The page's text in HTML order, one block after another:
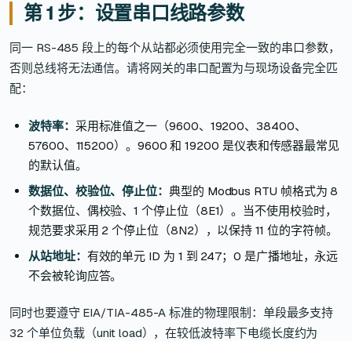
第 1 步：设置串口线路参数
同一 RS-485 段上的每个从站都必须使用完全一致的串口参数，
否则总线将无法通信。请将网关的串口配置为与现场设备完全匹
配：
波特率： 采用标准值之一（9600、19200、38400、
57600、115200）。9600 和 19200 是仪表和传感器最常见
的默认值。
数据位、校验位、停止位：典型的 Modbus RTU 帧格式为 8
个数据位、偶校验、1 个停止位（8E1）。当不使用校验时，
规范要求采用 2 个停止位（8N2），以保持 11 位的字符帧。
从站地址： 有效的单元 ID 为 1 到 247；0 是广播地址，永远
不会被轮询应答。
同时也要遵守 EIA/TIA-485-A 标准的物理限制：单段最多支持
32 个单位负载（unit load），在较低波特率下电缆长度约为